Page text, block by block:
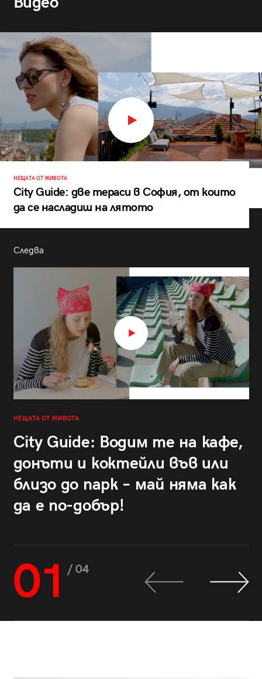
НЕЩАТА ОТ ЖИВОТА
City Guide: две тераси в София, от които
да се насладиш на лятото
Следва
НЕЩАТА ОТ ЖИВОТА
City Guide: Водим те на кафе,
донъти и коктейли във или
близо до парк – май няма как
да е по-добър!
01 / 04